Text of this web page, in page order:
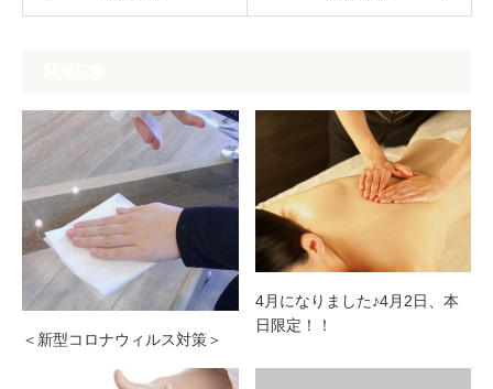
＜新型コロナウィルス対策＞
4月になりました♪4月2日、本
日限定！！